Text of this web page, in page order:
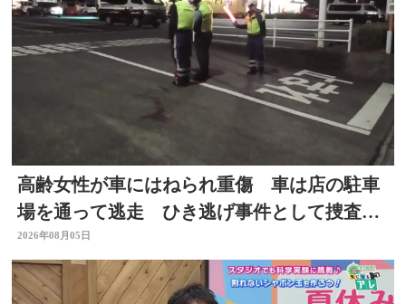
高齢女性が車にはねられ重傷 車は店の駐車
場を通って逃走 ひき逃げ事件として捜査
大分
2026年08月05日